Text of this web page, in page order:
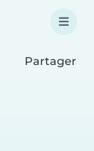
Partager